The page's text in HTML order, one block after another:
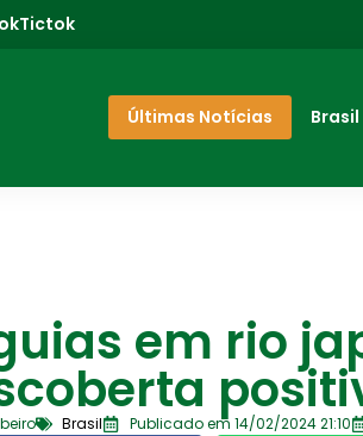
Tictok
Últimas Notícias Brasil
em rio
Brasil Publicado em 14/02/2024 21:10